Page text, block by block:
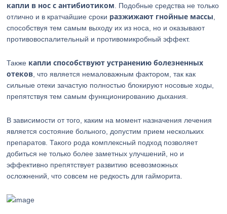
капли в нос с антибиотиком . Подобные средства не только
отлично и в кратчайшие сроки разжижают гнойные массы
способствуя тем самым выходу их из носа, но и оказывают
противовоспалительный и противомикробный эффект.
Также капли способствуют устранению болезненных
отеков , что является немаловажным фактором, так как
сильные отеки зачастую полностью блокируют носовые ходы,
препятствуя тем самым функционированию дыхания.
В зависимости от того, каким на момент назначения лечения
является состояние больного, допустим прием нескольких
препаратов. Такого рода комплексный подход позволяет
добиться не только более заметных улучшений, но и
эффективно препятствует развитию всевозможных
осложнений, что совсем не редкость для гайморита.